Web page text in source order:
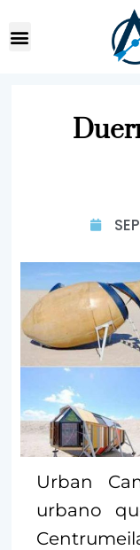
Urban
urbano